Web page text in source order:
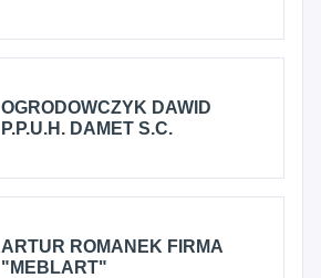
OGRODOWCZYK DAWID
P.P.U.H. DAMET S.C.
ARTUR ROMANEK FIRMA
"MEBLART"